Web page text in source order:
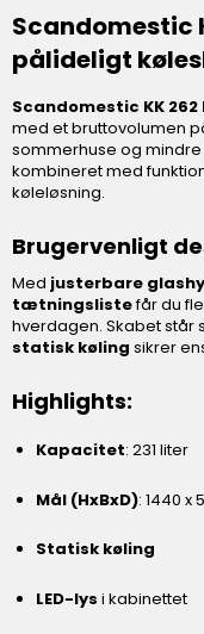
Scandomestic
pålideligt
Scandomestic KK 262
med et bruttovolumen
sommerhuse og
kombineret med
køleløsning.
Brugervenligt
Med justerbare
tætningslistefår du
hverdagen. Skabet står
statisk køling sikrer
Highlights:
Kapacitet: 231 liter
Mål (HxBxD): 1440 x
Statisk køling
LED-lys i kabinettet